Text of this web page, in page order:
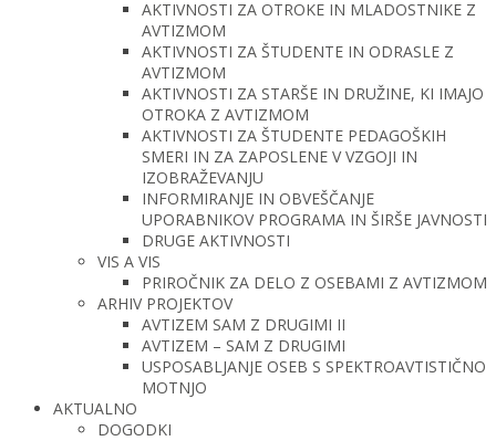
AKTIVNOSTI ZA OTROKE IN MLADOSTNIKE Z
AVTIZMOM
AKTIVNOSTI ZA ŠTUDENTE IN ODRASLE Z
AVTIZMOM
AKTIVNOSTI ZA STARŠE IN DRUŽINE, KI IMAJO
OTROKA Z AVTIZMOM
AKTIVNOSTI ZA ŠTUDENTE PEDAGOŠKIH
SMERI IN ZA ZAPOSLENE V VZGOJI IN
IZOBRAŽEVANJU
INFORMIRANJE IN OBVEŠČANJE
UPORABNIKOV PROGRAMA IN ŠIRŠE JAVNOSTI
DRUGE AKTIVNOSTI
VIS A VIS
PRIROČNIK ZA DELO Z OSEBAMI Z AVTIZMOM
ARHIV PROJEKTOV
AVTIZEM SAM Z DRUGIMI II
AVTIZEM – SAM Z DRUGIMI
USPOSABLJANJE OSEB S SPEKTROAVTISTIČNO
MOTNJO
AKTUALNO
DOGODKI